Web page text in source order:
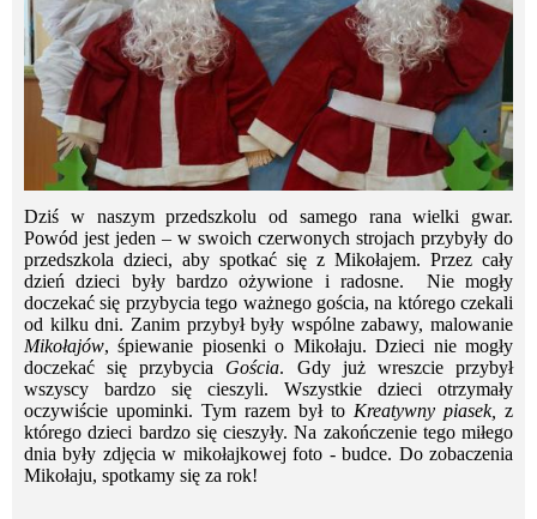
Dziś w naszym przedszkolu od samego rana wielki gwar.
Powód jest jeden – w swoich czerwonych strojach przybyły do
przedszkola dzieci, aby spotkać się z Mikołajem. Przez cały
dzień dzieci były bardzo ożywione i radosne. Nie mogły
doczekać się przybycia tego ważnego gościa, na którego czekali
od kilku dni. Zanim przybył były wspólne zabawy, malowanie
Mikołajów, śpiewanie piosenki o Mikołaju. Dzieci nie mogły
doczekać się przybycia Gościa. Gdy już wreszcie przybył
wszyscy bardzo się cieszyli. Wszystkie dzieci otrzymały
oczywiście upominki. Tym razem był to Kreatywny piasek, z
którego dzieci bardzo się cieszyły. Na zakończenie tego miłego
dnia były zdjęcia w mikołajkowej foto - budce. Do zobaczenia
Mikołaju, spotkamy się za rok!